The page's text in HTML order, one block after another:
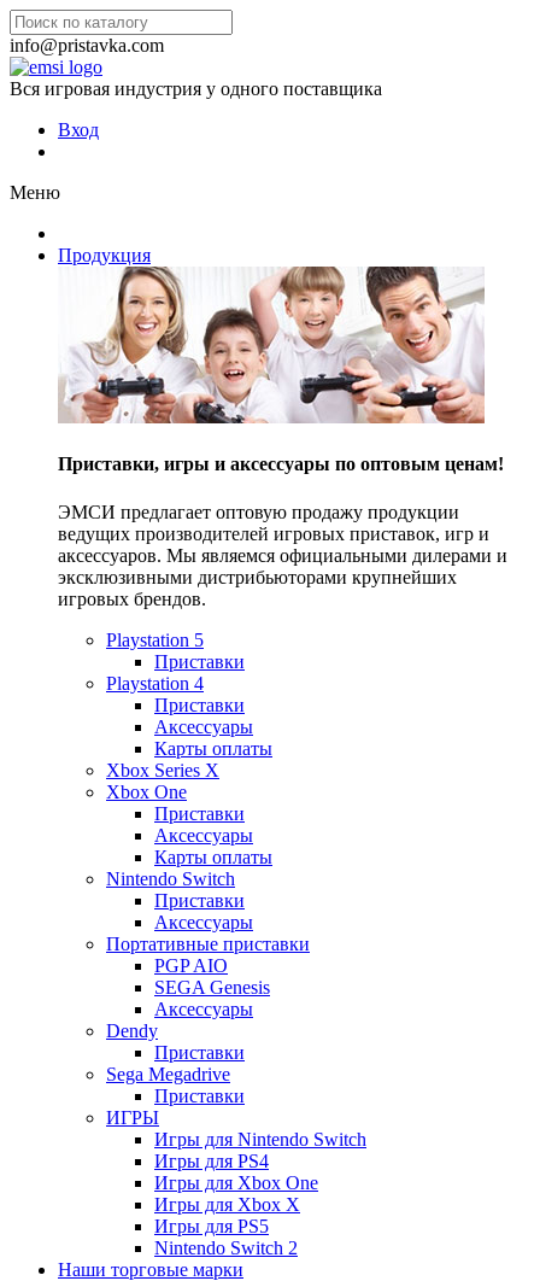
info@pristavka.com
Вся игровая индустрия у одного поставщика
Вход
Меню
Продукция
Приставки, игры и аксессуары по оптовым ценам!
ЭМСИ предлагает оптовую продажу продукции
ведущих производителей игровых приставок, игр и
аксессуаров. Мы являемся официальными дилерами и
эксклюзивными дистрибьюторами крупнейших
игровых брендов.
Playstation 5
Приставки
Playstation 4
Приставки
Аксессуары
Карты оплаты
Xbox Series X
Xbox One
Приставки
Аксессуары
Карты оплаты
Nintendo Switch
Приставки
Аксессуары
Портативные приставки
PGP AIO
SEGA Genesis
Аксессуары
Dendy
Приставки
Sega Megadrive
Приставки
ИГРЫ
Игры для Nintendo Switch
Игры для PS4
Игры для Xbox One
Игры для Xbox X
Игры для PS5
Nintendo Switch 2
Наши торговые марки